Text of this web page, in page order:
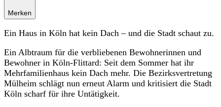
Merken
Ein Haus in Köln hat kein Dach – und die Stadt schaut zu.
Ein Albtraum für die verbliebenen Bewohnerinnen und
Bewohner in Köln-Flittard: Seit dem Sommer hat ihr
Mehrfamilienhaus kein Dach mehr. Die Bezirksvertretung
Mülheim schlägt nun erneut Alarm und kritisiert die Stadt
Köln scharf für ihre Untätigkeit.